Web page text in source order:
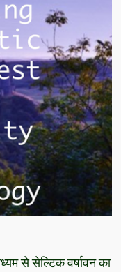
से सेल्टिक वर्षावन का